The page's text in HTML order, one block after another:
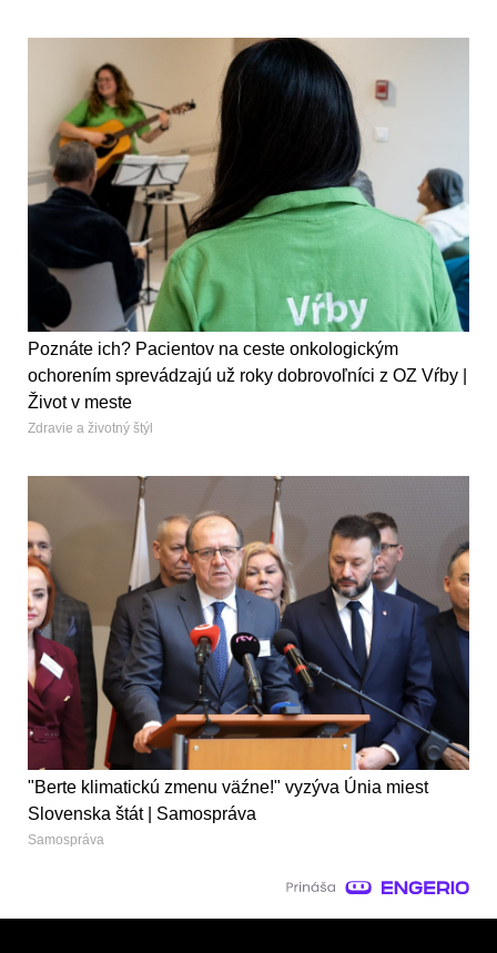
Poznáte ich? Pacientov na ceste onkologickým
ochorením sprevádzajú už roky dobrovoľníci z OZ Vŕby |
Život v meste
Zdravie a životný štýl
"Berte klimatickú zmenu väźne!" vyzýva Únia miest
Slovenska štát | Samospráva
Samospráva